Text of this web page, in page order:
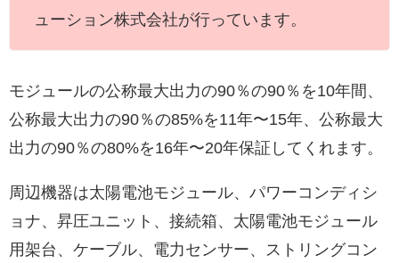
ューション株式会社が行っています。
モジュールの公称最大出力の90％の90％を10年間、
公称最大出力の90％の85%を11年〜15年、公称最大
出力の90％の80%を16年〜20年保証してくれます。
周辺機器は太陽電池モジュール、パワーコンディシ
ョナ、昇圧ユニット、接続箱、太陽電池モジュール
用架台、ケーブル、電力センサー、ストリングコン